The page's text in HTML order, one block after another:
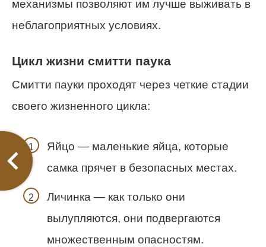
механизмы позволяют им лучше выживать в
неблагоприятных условиях.
Цикл жизни смитти паука
Смитти пауки проходят через четкие стадии
своего жизненного цикла:
Яйцо — маленькие яйца, которые
самка прячет в безопасных местах.
Личинка — как только они
вылупляются, они подвергаются
множественным опасностям.